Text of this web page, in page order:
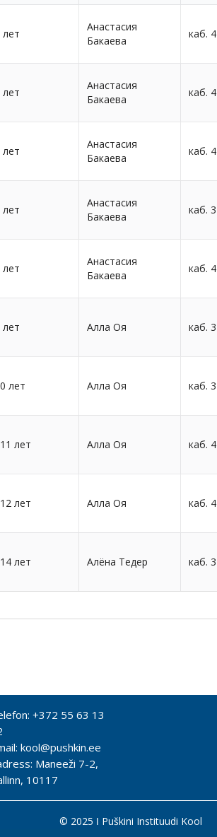
лет
Анастасия
Бакаева
каб. 4
лет
Анастасия
Бакаева
каб. 4
лет
Анастасия
Бакаева
каб. 4
лет
Анастасия
Бакаева
каб. 3
лет
Анастасия
Бакаева
каб. 4
лет Алла Оя каб. 3
лет Алла Оя каб. 3
лет Алла Оя каб. 4
лет Алла Оя каб. 4
лет Алёна Тедер каб. 3
+372 55 63 13
kool@pushkin.ee
Maneeži 7-2,
, 10117
© 2025 ǀ Puškini Instituudi Kool